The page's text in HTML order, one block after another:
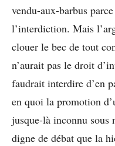
vendu-aux-barbus
l’interdiction. Mais
clouer le bec de tout
n’aurait pas le droit
faudrait interdire d’en
en quoi la promotion
jusque-là inconnu sous
digne de débat que la